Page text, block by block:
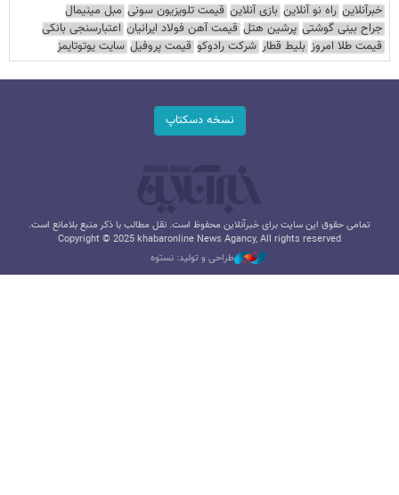
خبرآنلاین راه نو آنلاین بازی آنلاین قیمت تلویزیون سونی مبل مینیمال
جراح بینی گوشتی پرشین هتل قیمت آهن فولاد ایرانیان اعتبارسنجی بانکی
قیمت طلا امروز بلیط قطار شرکت رادوکو قیمت پروفیل سایت یوتوتایمز
نسخه دسکتاپ
تمامی حقوق این سایت برای خبرآنلاین محفوظ است. نقل مطالب با ذکر منبع بلامانع است.
Copyright © 2025 khabaronline News Agancy, All rights reserved
طراحی و تولید: نستوه